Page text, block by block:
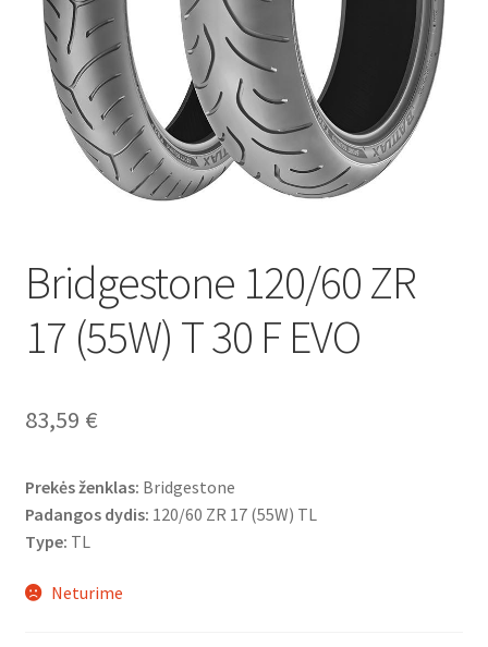
Bridgestone 120/60 ZR
17 (55W) T 30 F EVO
83,59 €
Prekės ženklas: Bridgestone
Padangos dydis: 120/60 ZR 17 (55W) TL
Type: TL
Neturime